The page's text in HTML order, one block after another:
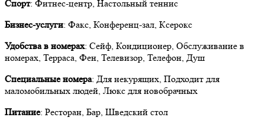
Спорт: Фитнес-центр, Настольный теннис
Бизнес-услуги: Факс, Конференц-зал, Ксерокс
Удобства в номерах: Сейф, Кондиционер, Обслуживание в
номерах, Терраса, Фен, Телевизор, Телефон, Душ
Специальные номера: Для некурящих, Подходит для
маломобильных людей, Люкс для новобрачных
Питание: Ресторан, Бар, Шведский стол